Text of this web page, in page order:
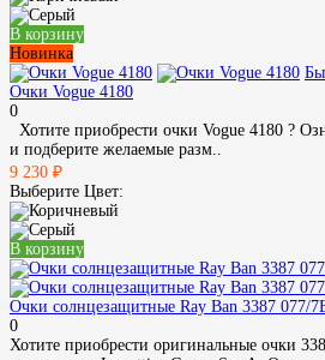
В корзину
Новинка
Очки Vogue 4180
0
Хотите приобрести очки Vogue 4180 ?
и подберите желаемые разм..
9 230 ₽
Выберите Цвет:
В корзину
Очки солнцезащитные Ray Ban 3387 077/
0
Хотите приобрести оригинальные очки